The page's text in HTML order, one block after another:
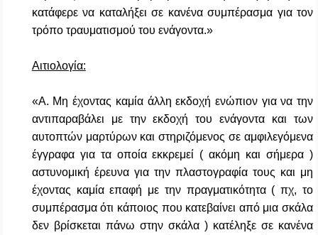
κατάφερε να καταλήξει σε κανένα συμπέρασμα για τον
τρόπο τραυματισμού του ενάγοντα.»
Αιτιολογία:
«Α. Μη έχοντας καμία άλλη εκδοχή ενώπιον για να την
αντιπαραβάλει με την εκδοχή του ενάγοντα και των
αυτοπτών μαρτύρων και στηριζόμενος σε αμφιλεγόμενα
έγγραφα για τα οποία εκκρεμεί ( ακόμη και σήμερα )
αστυνομική έρευνα για την πλαστογραφία τους και μη
έχοντας καμία επαφή με την πραγματικότητα ( πχ, το
συμπέρασμα ότι κάποιος που κατεβαίνει από μια σκάλα
δεν βρίσκεται πάνω στην σκάλα ) κατέληξε σε κανένα